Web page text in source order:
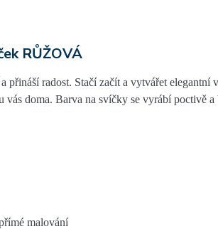
RŮŽOVÁ
a přináší radost. Stačí začít a vytvářet elegantní
doma. Barva na svíčky se vyrábí poctivě a
malování